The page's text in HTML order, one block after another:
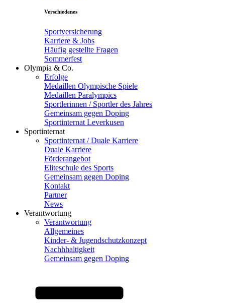
Verschiedenes
Sportversicherung
Karriere & Jobs
Häufig gestellte Fragen
Sommerfest
Olympia & Co.
Erfolge
Medaillen Olympische Spiele
Medaillen Paralympics
Sportlerinnen / Sportler des Jahres
Gemeinsam gegen Doping
Sportinternat Leverkusen
Sportinternat
Sportinternat / Duale Karriere
Duale Karriere
Förderangebot
Eliteschule des Sports
Gemeinsam gegen Doping
Kontakt
Partner
News
Verantwortung
Verantwortung
Allgemeines
Kinder- & Jugendschutzkonzept
Nachhhaltigkeit
Gemeinsam gegen Doping